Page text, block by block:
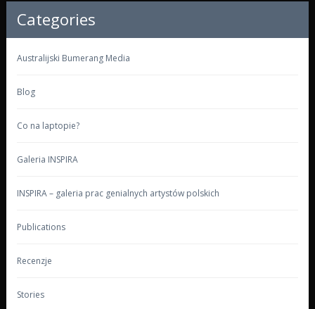
Categories
Australijski Bumerang Media
Blog
Co na laptopie?
Galeria INSPIRA
INSPIRA – galeria prac genialnych artystów polskich
Publications
Recenzje
Stories